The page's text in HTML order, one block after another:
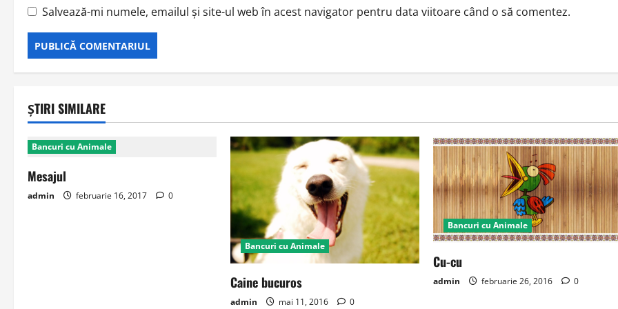
Salvează-mi numele, emailul și site-ul web în acest navigator pentru data viitoare când o să comentez.
ȘTIRI SIMILARE
Bancuri cu Animale
Mesajul
admin februarie 16, 2017 0
Bancuri cu Animale
Caine bucuros
admin mai 11, 2016 0
Bancuri cu Animale
Cu-cu
admin februarie 26, 2016 0